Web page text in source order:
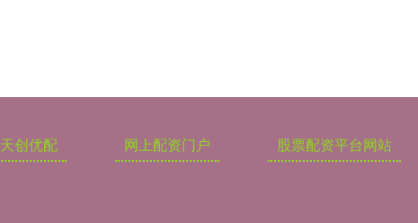
天创优配 网上配资门户 股票配资平台网站